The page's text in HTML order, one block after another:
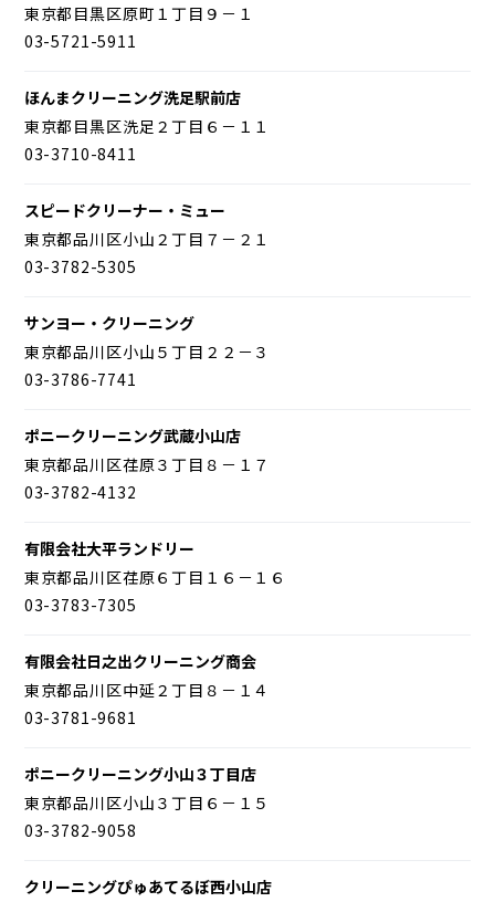
東京都目黒区原町１丁目９－１
03-5721-5911
ほんまクリーニング洗足駅前店
東京都目黒区洗足２丁目６－１１
03-3710-8411
スピードクリーナー・ミュー
東京都品川区小山２丁目７－２１
03-3782-5305
サンヨー・クリーニング
東京都品川区小山５丁目２２－３
03-3786-7741
ポニークリーニング武蔵小山店
東京都品川区荏原３丁目８－１７
03-3782-4132
有限会社大平ランドリー
東京都品川区荏原６丁目１６－１６
03-3783-7305
有限会社日之出クリーニング商会
東京都品川区中延２丁目８－１４
03-3781-9681
ポニークリーニング小山３丁目店
東京都品川区小山３丁目６－１５
03-3782-9058
クリーニングぴゅあてるぼ西小山店